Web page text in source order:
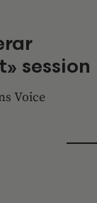
session
Voice